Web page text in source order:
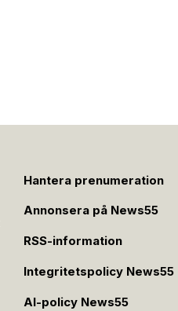
Hantera prenumeration
Annonsera på News55
RSS-information
Integritetspolicy News55
AI-policy News55